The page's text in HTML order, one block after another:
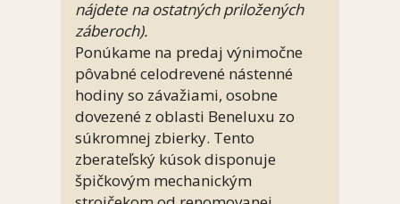
nájdete na ostatných priložených
záberoch).
Ponúkame na predaj výnimočne
pôvabné celodrevené nástenné
hodiny so závažiami, osobne
dovezené z oblasti Beneluxu zo
súkromnej zbierky. Tento
zberateľský kúsok disponuje
špičkovým mechanickým